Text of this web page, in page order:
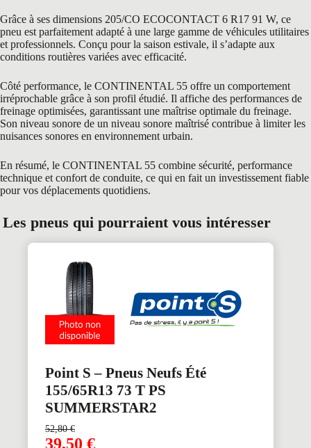
Grâce à ses dimensions 205/CO ECOCONTACT 6 R17 91 W, ce
pneu est parfaitement adapté à une large gamme de véhicules utilitaires
et professionnels. Conçu pour la saison estivale, il s’adapte aux
conditions routières variées avec efficacité.
Côté performance, le CONTINENTAL 55 offre un comportement
irréprochable grâce à son profil étudié. Il affiche des performances de
freinage optimisées, garantissant une maîtrise optimale du freinage.
Son niveau sonore de un niveau sonore maîtrisé contribue à limiter les
nuisances sonores en environnement urbain.
En résumé, le CONTINENTAL 55 combine sécurité, performance
technique et confort de conduite, ce qui en fait un investissement fiable
pour vos déplacements quotidiens.
Les pneus qui pourraient vous intéresser
Point S – Pneus Neufs Été
155/65R13 73 T PS
SUMMERSTAR2
52,80€
39,50 €